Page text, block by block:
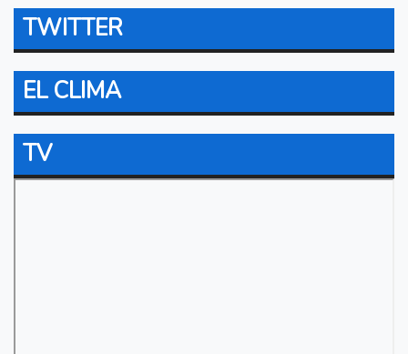
TWITTER
EL CLIMA
TV